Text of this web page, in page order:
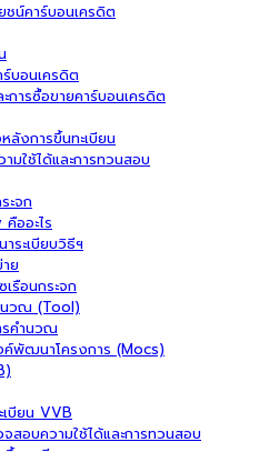
ชน์คาร์บอนเครดิต
บอนเครดิต
การซื้อขายคาร์บอนเครดิต
ลังการขึ้นทะเบียน
มใช้ได้และการทวนสอบ
ะจก
ออะไร
ระเบียบวิธีฯ
ย
เรือนกระจก
นวณ (Tool)
รคำนวณ
พัฒนาโครงการ (Mocs)
บียน VVB
สอบความใช้ได้และการทวนสอบ